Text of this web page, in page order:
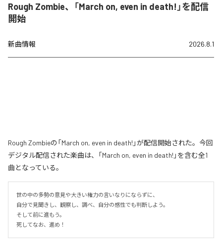
Rough Zombie、「March on, even in death!」を配信
開始
新曲情報 2026.8.1
Rough Zombieの「March on, even in death!」が配信開始された。今回
デジタル配信された楽曲は、「March on, even in death!」を含む全1
曲となっている。
世の中の多勢の意見や大きい権力の言いなりにならずに、
自分で見聞きし、観察し、調べ、自分の感性でも判断しよう。
そして前に進もう。
死してなお、進め！